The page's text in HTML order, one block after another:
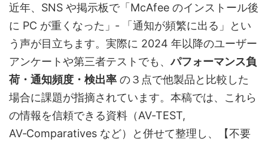
近年、SNS や掲示板で「McAfee のインストール後
に PC が重くなった」‑ 「通知が頻繁に出る」とい
う声が目立ちます。実際に 2024 年以降のユーザー
アンケートや第三者テストでも、パフォーマンス負
荷・通知頻度・検出率 の３点で他製品と比較した
場合に課題が指摘されています。本稿では、これら
の情報を信頼できる資料（AV‑TEST,
AV‑Comparatives など）と併せて整理し、【不要